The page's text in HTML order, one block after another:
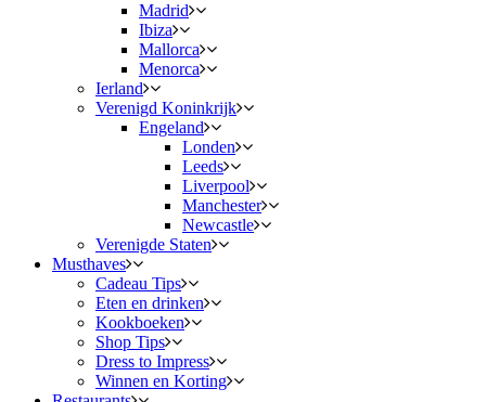
Madrid
Ibiza
Mallorca
Menorca
Ierland
Verenigd Koninkrijk
Engeland
Londen
Leeds
Liverpool
Manchester
Newcastle
Verenigde Staten
Musthaves
Cadeau Tips
Eten en drinken
Kookboeken
Shop Tips
Dress to Impress
Winnen en Korting